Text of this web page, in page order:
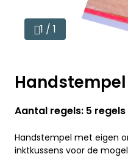
1 / 1
Aantal regels: 5 regels
Handstempel met eigen
inktkussens voor de